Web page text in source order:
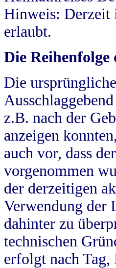
Hinweis: Derzeit
erlaubt.
Die
Die
z.B. nach der
anzeigen
auch vor, dass
vorgenommen
der derzeitigen
Verwendung der
dahinter zu
technischen
erfolgt nach Tag,